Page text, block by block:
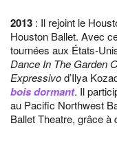
2013 : Il rejoint le
Houston Ballet. Avec
tournées aux États-
Dance In The Garden
Expressivod’Ilya
bois dormant. Il
au Pacific Northwest
Ballet Theatre, grâce à